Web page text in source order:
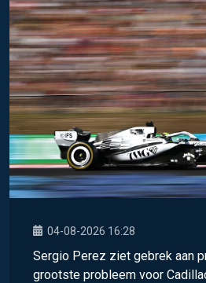
04-08-2026 16:28
Sergio Perez ziet gebrek aan
grootste probleem voor